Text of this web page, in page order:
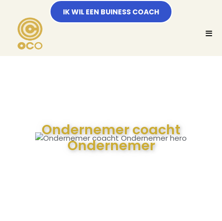
IK WIL EEN BUINESS COACH
Ondernemer coacht
Ondernemer